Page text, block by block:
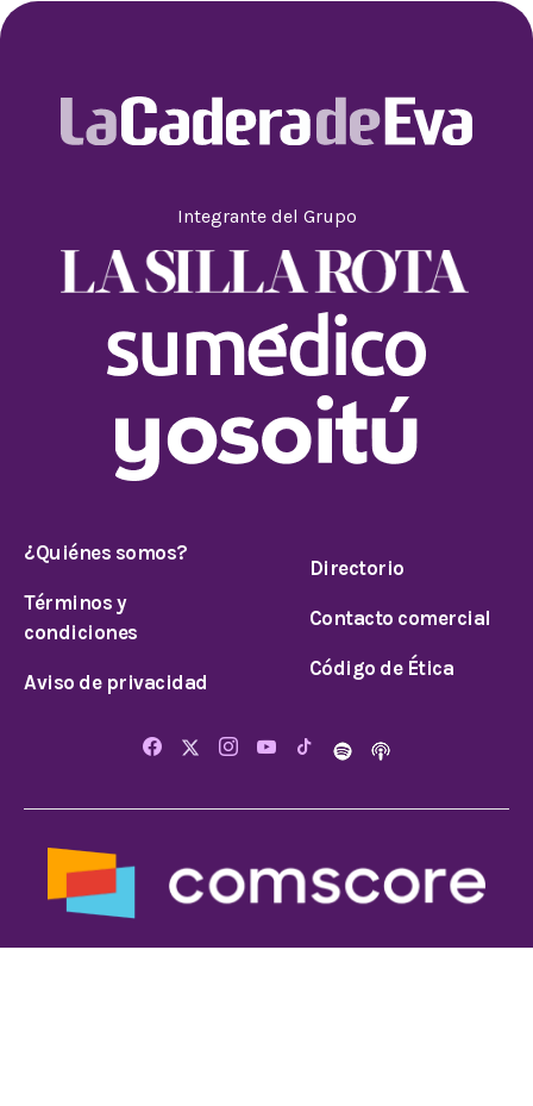
Integrante del Grupo
¿Quiénes somos?
Términos y
condiciones
Aviso de privacidad
Directorio
Contacto comercial
Código de Ética